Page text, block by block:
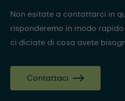
Non esitate a contattarci in
risponderemo in modo
ci diciate di cosa avete
Contattaci